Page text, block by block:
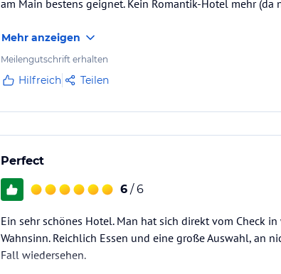
am Main bestens geignet. Kein Romantik-Hotel mehr (da
Mehr anzeigen
Meilengutschrift erhalten
Hilfreich Teilen
Perfect
6 / 6
Ein sehr schönes Hotel. Man hat sich direkt vom Check
Wahnsinn. Reichlich Essen und eine große Auswahl, an
Fall wiedersehen.